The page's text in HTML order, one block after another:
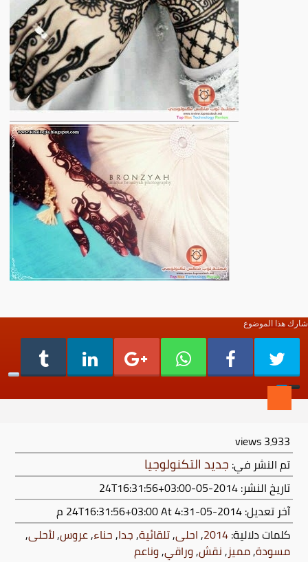
شارك هذا الموضوع
3٬933views
تم النشر في: جديد التكنولوجيا
تاريخ النشر: 2014-05-24T16:31:56+03:00
آخر تعديل:2014-05-24T16:31:56+03:00
At 4:31 م
كلمات دلالية:2014
,احلى,تلقائية,جدا,حناء,عروس,لأحلى,
مسودة,مميز,نقش,وراقي,وناعم